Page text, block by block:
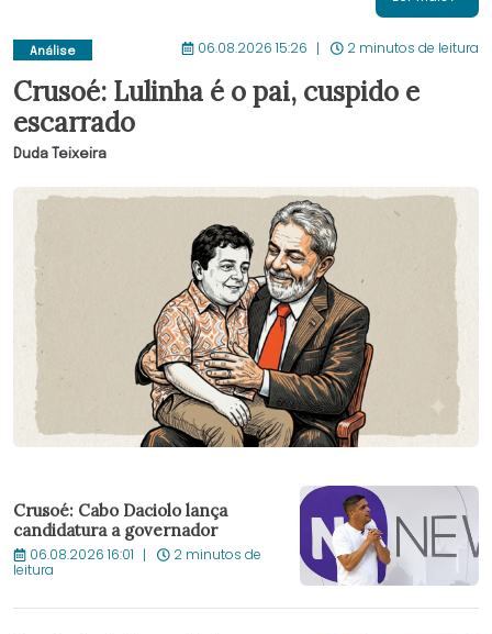
Análise 06.08.2026 15:26 2 minutos de leitura
Crusoé: Lulinha é o pai, cuspido e
escarrado
Duda Teixeira
Crusoé: Cabo Daciolo lança
candidatura a governador
06.08.2026 16:01 2 minutos de
leitura